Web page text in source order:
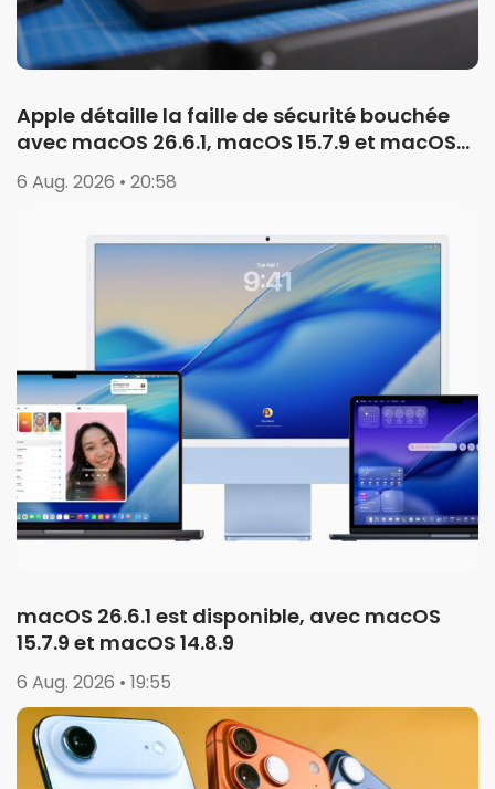
Apple détaille la faille de sécurité bouchée
avec macOS 26.6.1, macOS 15.7.9 et macOS
14.8.9
6 Aug. 2026 • 20:58
macOS 26.6.1 est disponible, avec macOS
15.7.9 et macOS 14.8.9
6 Aug. 2026 • 19:55